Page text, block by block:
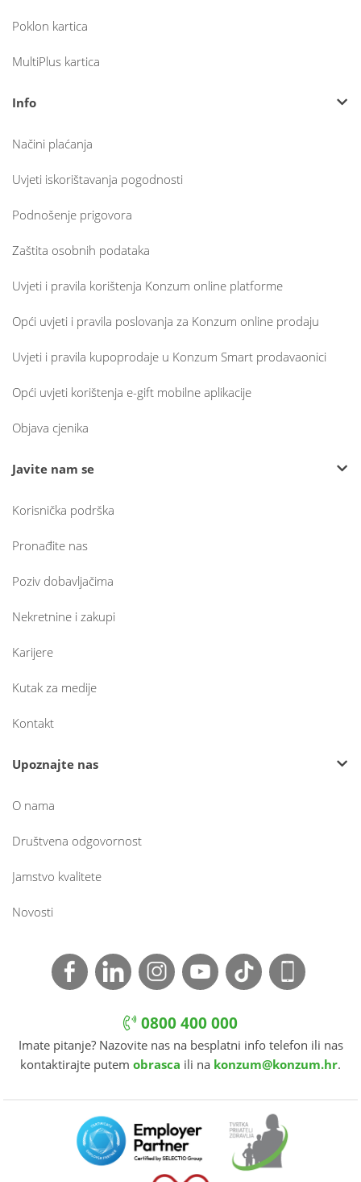
Poklon kartica
MultiPlus kartica
Info
Načini plaćanja
Uvjeti iskorištavanja pogodnosti
Podnošenje prigovora
Zaštita osobnih podataka
Uvjeti i pravila korištenja Konzum online platforme
Opći uvjeti i pravila poslovanja za Konzum online prodaju
Uvjeti i pravila kupoprodaje u Konzum Smart prodavaonici
Opći uvjeti korištenja e-gift mobilne aplikacije
Objava cjenika
Javite nam se
Korisnička podrška
Pronađite nas
Poziv dobavljačima
Nekretnine i zakupi
Karijere
Kutak za medije
Kontakt
Upoznajte nas
O nama
Društvena odgovornost
Jamstvo kvalitete
Novosti
0800 400 000
Imate pitanje? Nazovite nas na besplatni info telefon ili nas
kontaktirajte putem obrasca ili na konzum@konzum.hr.